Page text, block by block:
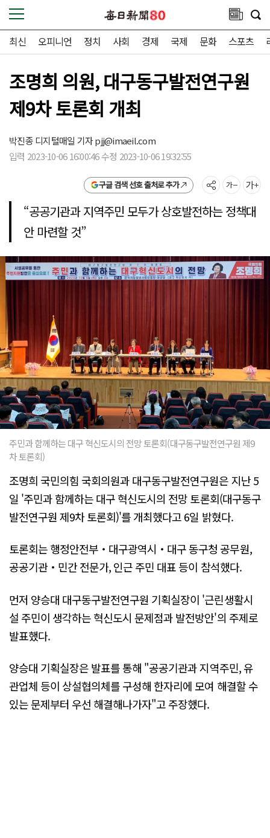
최신 오피니언 정치 사회 경제 국제 문화 스포츠
조명희 의원, 대구동구발전연구원
제9차 토론회 개최
박진종 디지털매일 기자pjj@imaeil.com
입력 2023-10-06 16:00:46 수정 2023-10-06 19:32:55
구글 검색 선호 출처로 추가
“공공기관과 지역주민 모두가 상호발전하는 정책대
안 마련할 것”
주민과 함께하는 대구 혁신도시의 전망 토론회(대구동구발전연구원 제9
차 토론회)
조명희 국민의힘 국회의원과 대구동구발전연구원은 지난 5
일 '주민과 함께하는 대구 혁신도시의 전망 토론회(대구동구
발전연구원 제9차 토론회)'를 개최했다고 6일 밝혔다.
토론회는 행정안전부‧대구광역시‧대구 동구청 공무원,
공공기관‧민간 전문가, 인근 주민 대표 등이 참석했다.
먼저 양승대 대구동구발전연구원 기획실장이 '근린생활시
설 주민이 생각하는 혁신도시 문제점과 발전방안'의 주제로
발표했다.
양승대 기획실장은 발표를 통해 "공공기관과 지역주민, 유
관업체 등이 상설협의체를 구성해 한자리에 모여 해결할 수
있는 문제부터 우선 해결해나가자"고 주장했다.